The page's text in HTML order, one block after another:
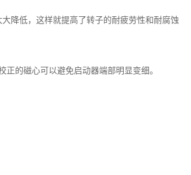
降低，这样就提高了转子的耐疲劳性和耐腐蚀
的磁心可以避免启动器端部明显变细。